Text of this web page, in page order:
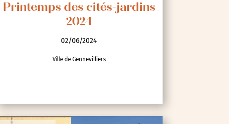
Printemps des cités-jardins
2024
02/06/2024
Ville de Gennevilliers